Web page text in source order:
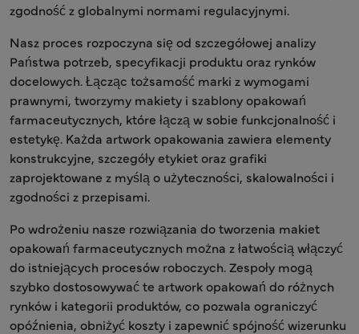
zgodność z globalnymi normami regulacyjnymi.
Nasz proces rozpoczyna się od szczegółowej analizy
Państwa potrzeb, specyfikacji produktu oraz rynków
docelowych. Łącząc tożsamość marki z wymogami
prawnymi, tworzymy makiety i szablony opakowań
farmaceutycznych, które łączą w sobie funkcjonalność i
estetykę. Każda artwork opakowania zawiera elementy
konstrukcyjne, szczegóły etykiet oraz grafiki
zaprojektowane z myślą o użyteczności, skalowalności i
zgodności z przepisami.
Po wdrożeniu nasze rozwiązania do tworzenia makiet
opakowań farmaceutycznych można z łatwością włączyć
do istniejących procesów roboczych. Zespoły mogą
szybko dostosowywać te artwork opakowań do różnych
rynków i kategorii produktów, co pozwala ograniczyć
opóźnienia, obniżyć koszty i zapewnić spójność wizerunku